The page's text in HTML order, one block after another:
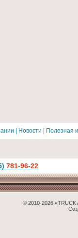
Новости Полезная
781-96-22
© 2010-2026